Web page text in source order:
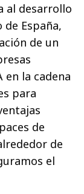
al desarrollo
España,
de un
la cadena
para
de
de
el